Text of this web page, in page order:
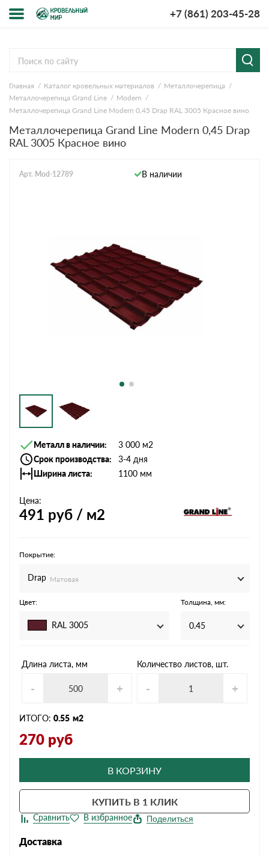
+7 (861) 203-45-28
компании
и оплата
Главная Каталог кровельных материалов
Металлочерепица
Металлочерепица Grand Line
Modern
Металлочерепица Grand Line Modern 0,45 Drap RAL 3005 Красное вино
Металлочерепица Grand Line Modern 0,45 Drap
RAL 3005 Красное вино
Арт. Mod-12789 В наличии
Металл в наличии
3 000 м2
Срок производства
3-4 дня
Ширина листа
1100 мм
Цена:
491 руб / м2
Покрытие:
Drap Матовая
Цвет:
RAL 3005
Толщина, мм:
0.45
Длина листа, мм
- +
Количество листов, шт.
- +
ИТОГО: 0.55 м2
270 руб
В КОРЗИНУ
КУПИТЬ В 1 КЛИК
Поделиться
Доставка